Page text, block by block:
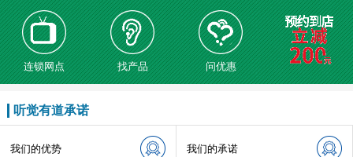
连锁网点 找产品 问优惠
听觉有道承诺
我们的优势 我们的承诺